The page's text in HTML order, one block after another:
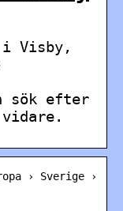
i Visby,
sök efter
› Sverige ›